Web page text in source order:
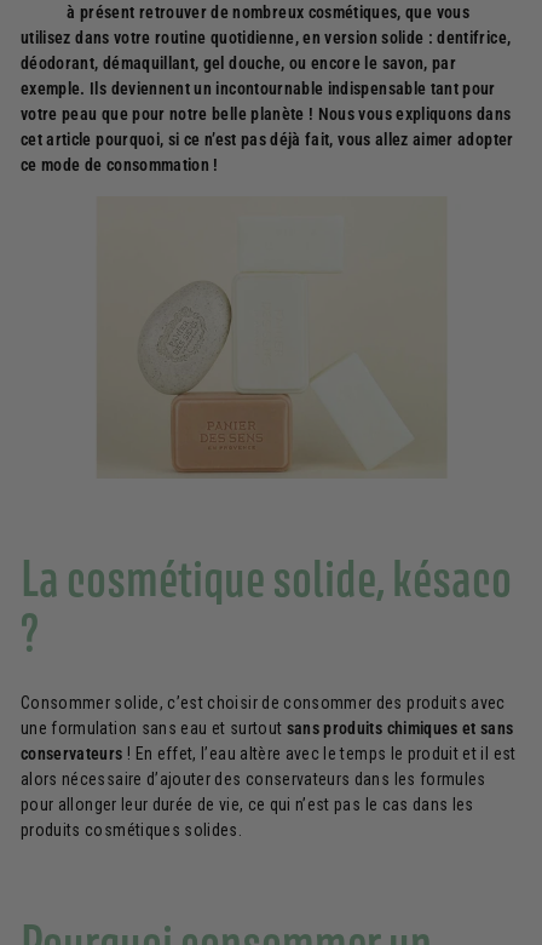
à présent retrouver de nombreux cosmétiques, que vous
utilisez dans votre routine quotidienne, en version solide : dentifrice,
déodorant, démaquillant, gel douche, ou encore le savon, par
exemple. Ils deviennent un incontournable indispensable tant pour
votre peau que pour notre belle planète ! Nous vous expliquons dans
cet article pourquoi, si ce n’est pas déjà fait, vous allez aimer adopter
ce mode de consommation !
La cosmétique solide, késaco
?
Consommer solide, c’est choisir de consommer des produits avec
une formulation sans eau et surtout sans produits chimiques et sans
conservateurs ! En effet, l’eau altère avec le temps le produit et il est
alors nécessaire d’ajouter des conservateurs dans les formules
pour allonger leur durée de vie, ce qui n’est pas le cas dans les
produits cosmétiques solides.